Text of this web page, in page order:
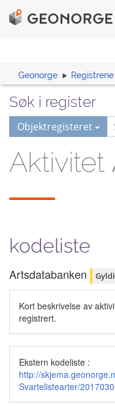
Geonorge Registrene
Søk i register
Objektregisteret
Aktivitet
kodeliste
Artsdatabanken
Kort beskrivelse av
registrert.
Ekstern kodeliste :
http://
Svartelistearter/